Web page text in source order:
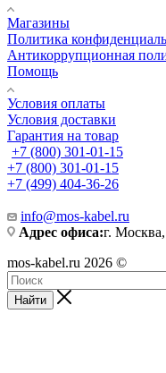
Магазины
Политика
Антикоррупционная
Помощь
Условия оплаты
Условия доставки
Гарантия на товар
+7 (800) 301-01-15
+7 (800) 301-01-15
+7 (499) 404-36-26
info@mos-kabel.ru
Адрес офиса:г.
mos-kabel.ru 2026 ©
Найти